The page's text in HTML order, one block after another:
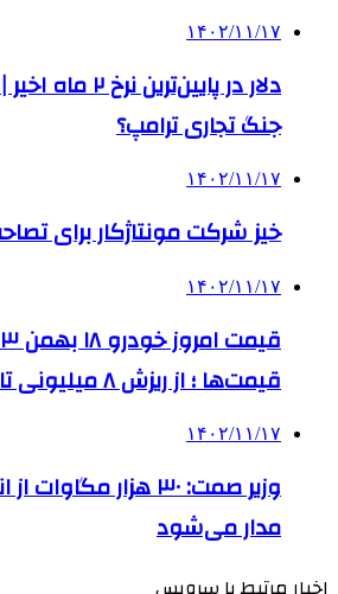
۱۴۰۲/۱۱/۱۷
دلار در
جنگ تجاری ترامپ؟
۱۴۰۲/۱۱/۱۷
خیز شرکت مونتاژکار برای
۱۴۰۲/۱۱/۱۷
قیمت‌ها ؛ از ریزش ۸ میلیونی تا رشد ۳۳ میلیونی
۱۴۰۲/۱۱/۱۷
وزیر صمت: ۳۰ هزار
مدار می‌شود